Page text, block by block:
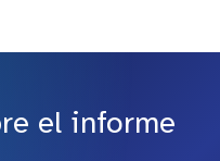
el informe